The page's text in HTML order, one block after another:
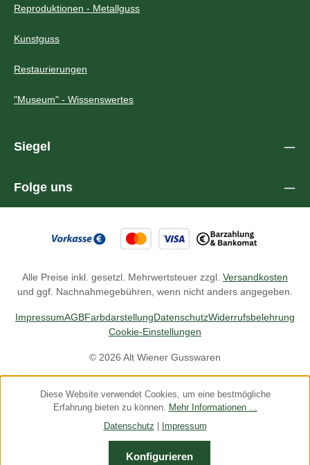
Reproduktionen - Metallguss
Kunstguss
Restaurierungen
"Museum" - Wissenswertes
Siegel
Folge uns
Alle Preise inkl. gesetzl. Mehrwertsteuer zzgl. Versandkosten
und ggf. Nachnahmegebühren, wenn nicht anders angegeben.
© 2026 Alt Wiener Gusswaren
ImpressumAGBFarbdarstellungDatenschutzWiderrufsbelehrung
Cookie-Einstellungen
Diese Website verwendet Cookies, um eine bestmögliche
Erfahrung bieten zu können. Mehr Informationen ...
Datenschutz
Impressum
Konfigurieren